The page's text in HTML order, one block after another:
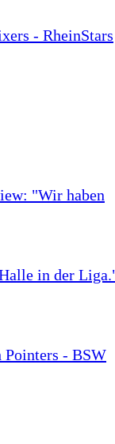
- RheinStars
"Wir haben
in der
Pointers - BSW